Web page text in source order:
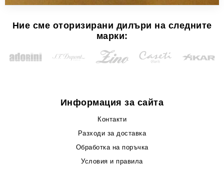
Ние сме оторизирани дилъри на следните
марки:
Информация за сайта
Контакти
Разходи за доставка
Обработка на поръчка
Условия и правила